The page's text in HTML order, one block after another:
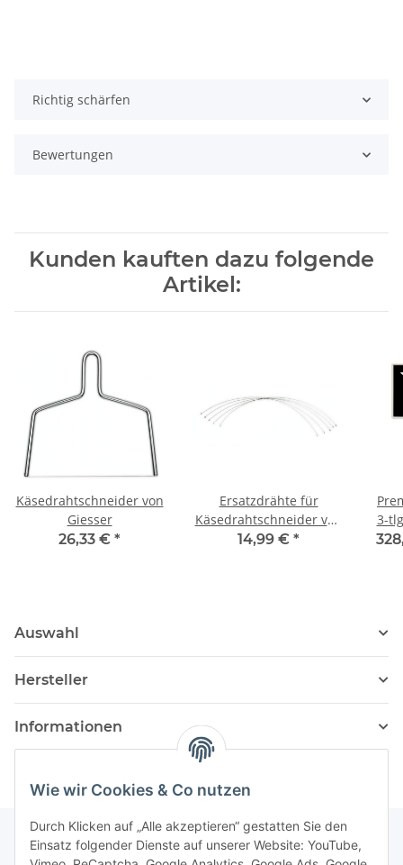
Wie wir Cookies & Co nutzen
Durch Klicken auf „Alle akzeptieren“ gestatten Sie den
Einsatz folgender Dienste auf unserer Website: YouTube,
Richtig schärfen
Bewertungen
Kunden kauften dazu folgende
Artikel:
Käsedrahtschneider von
Giesser
26,33 € *
Ersatzdrähte für
Käsedrahtschneider von
Giesser
14,99 € *
3-
Auswahl
Hersteller
Informationen